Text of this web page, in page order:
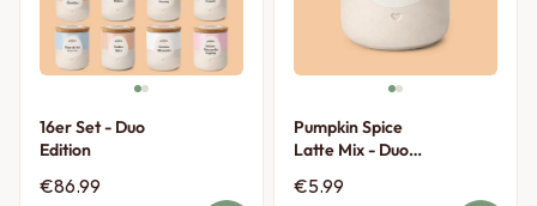
16er Set - Duo
Edition
€86.99
Pumpkin Spice
Latte Mix - Duo
€5.99